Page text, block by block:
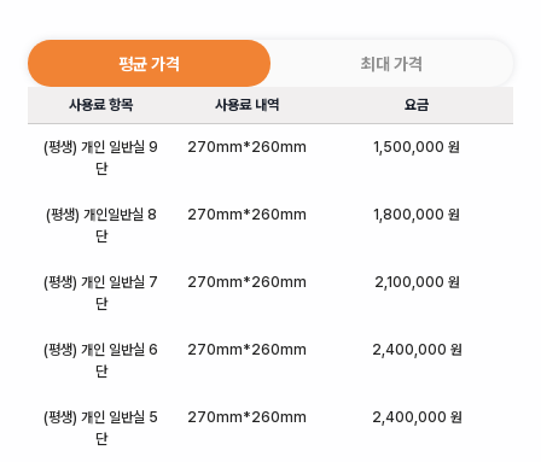
평균 가격 최대 가격
사용료 항목 사용료 내역 요금
(평생) 개인 일반실 9
단
270mm*260mm 1,500,000 원
(평생) 개인일반실 8
단
270mm*260mm 1,800,000 원
(평생) 개인 일반실 7
단
270mm*260mm 2,100,000 원
(평생) 개인 일반실 6
단
270mm*260mm 2,400,000 원
(평생) 개인 일반실 5
단
270mm*260mm 2,400,000 원